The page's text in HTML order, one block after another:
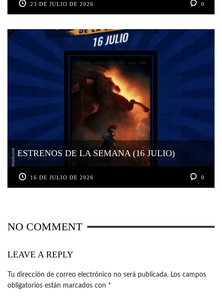
23 DE JULIO DE 2026 0
ESTRENOS DE LA SEMANA (16 JULIO)
16 DE JULIO DE 2026 0
NO COMMENT
LEAVE A REPLY
Tu dirección de correo electrónico no será publicada. Los campos
obligatorios están marcados con *